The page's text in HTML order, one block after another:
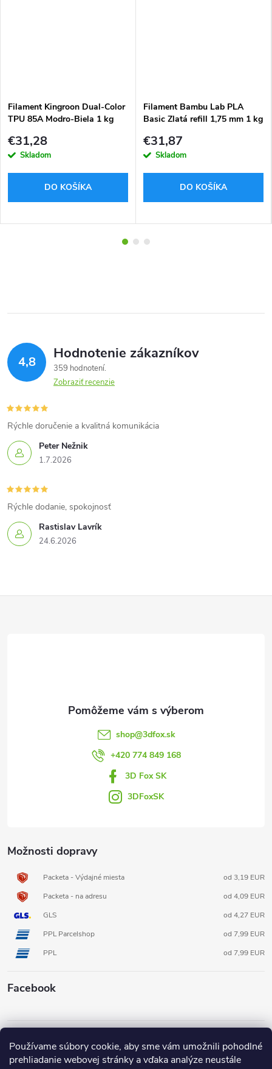
Používame súbory cookie, aby sme vám umožnili pohodlné
prehliadanie webovej stránky a vďaka analýze neustále
Filament Kingroon Dual-Color
TPU 85A Modro-Biela 1 kg
€31,28
Skladom
DO KOŠÍKA
Filament Bambu Lab PLA
Basic Zlatá refill 1,75 mm 1 kg
€31,87
Skladom
DO KOŠÍKA
4,8 Hodnotenie zákazníkov
359 hodnotení
Zobraziť recenzie
Peter Nežnik
1.7.2026
Rýchle doručenie a kvalitná komunikácia
Rastislav Lavrík
24.6.2026
Rýchle dodanie, spokojnosť
Možnosti dopravy
Packeta - Výdajné miesta
od 3,19 EUR
Packeta - na adresu
od 4,09 EUR
GLS
od 4,27 EUR
PPL Parcelshop
od 7,99 EUR
PPL
od 7,99 EUR
Facebook
shop@3dfox.sk
+420 774 849 168
3D Fox SK
3DFoxSK